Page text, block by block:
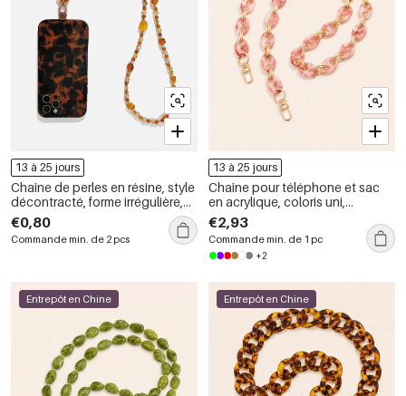
13 à 25 jours
Chaîne de perles en résine, style
décontracté, forme irrégulière,
pour téléphone et sac
€0,80
Commande min. de 2 pcs
13 à 25 jours
Chaîne pour téléphone et sac
en acrylique, coloris uni,
dégradé, style décontracté,
série simple.
€2,93
Commande min. de 1 pc
+2
Entrepôt en Chine Entrepôt en Chine